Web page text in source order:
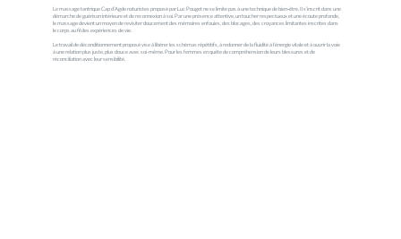
Le massage tantrique Cap d’Agde naturistes proposé par Luc Pouget ne se limite pas à une technique de bien‑être. Il s’inscrit dans une
démarche de guérison intérieure et de reconnexion à soi. Par une présence attentive, un toucher respectueux et une écoute profonde,
le massage devient un moyen de revisiter doucement des mémoires enfouies, des blocages, des croyances limitantes inscrites dans
le corps au fil des expériences de vie.
Le travail de déconditionnement proposé vise à libérer les schémas répétitifs, à redonner de la fluidité à l’énergie vitale et à ouvrir la voie
à une relation plus juste, plus douce avec soi-même. Pour les femmes en quête de compréhension de leurs blessures et de
réconciliation avec leur sensibilité.